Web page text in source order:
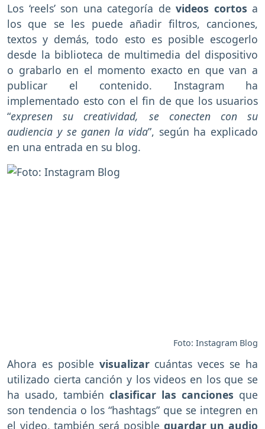
Los ‘reels’ son una categoría de videos cortos a
los que se les puede añadir filtros, canciones,
textos y demás, todo esto es posible escogerlo
desde la biblioteca de multimedia del dispositivo
o grabarlo en el momento exacto en que van a
publicar el contenido. Instagram ha
implementado esto con el fin de que los usuarios
“expresen su creatividad, se conecten con su
audiencia y se ganen la vida”, según ha explicado
en una entrada en su blog.
Foto: Instagram Blog
Ahora es posible visualizarcuántas veces se ha
utilizado cierta canción y los videos en los que se
ha usado, también clasificar las canciones que
son tendencia o los “hashtags” que se integren en
el video, también será posible guardar un audio